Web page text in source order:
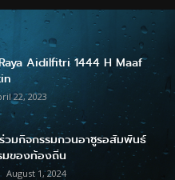
Aidilfitri 1444 H Maaf
22, 2023
วมกิจกรรมกวนอาซูรอสัมพันธ์
ของท้องถิ่น
August 1, 2024